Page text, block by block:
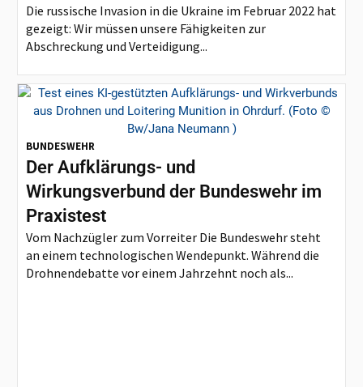
Die russische Invasion in die Ukraine im Februar 2022 hat
gezeigt: Wir müssen unsere Fähigkeiten zur
Abschreckung und Verteidigung...
BUNDESWEHR
Der Aufklärungs- und
Wirkungsverbund der Bundeswehr im
Praxistest
Vom Nachzügler zum Vorreiter Die Bundeswehr steht
an einem technologischen Wendepunkt. Während die
Drohnendebatte vor einem Jahrzehnt noch als...